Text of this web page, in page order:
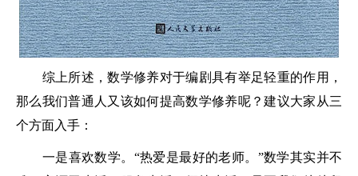
综上所述，数学修养对于编剧具有举足轻重的作用，
那么我们普通人又该如何提高数学修养呢？建议大家从三
个方面入手：
一是喜欢数学。“热爱是最好的老师。”数学其实并不